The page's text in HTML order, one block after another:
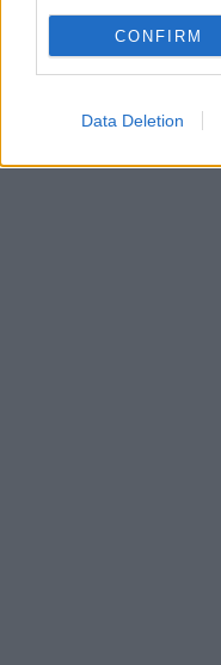
CONFIRM
Data Deletion